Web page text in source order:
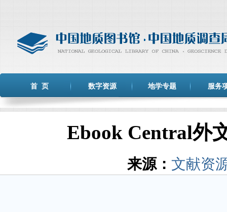
首 页 数字资源 地学专题 服务
Ebook Central外
来源： 文献资